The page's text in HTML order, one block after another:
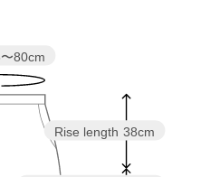
Rise length 38cm
80cm